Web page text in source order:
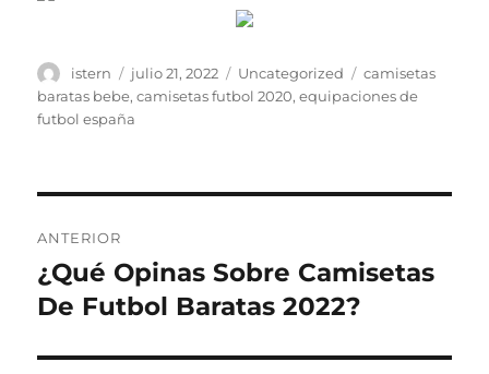
Autor
istern
Publicado
el
julio 21, 2022 Categorías
Uncategorized Etiquetas
camisetas
baratas bebe,camisetas futbol 2020,equipaciones de
futbol españa
de
entradas
ANTERIOR
Entrada
anterior:
¿Qué Opinas Sobre Camisetas
De Futbol Baratas 2022?